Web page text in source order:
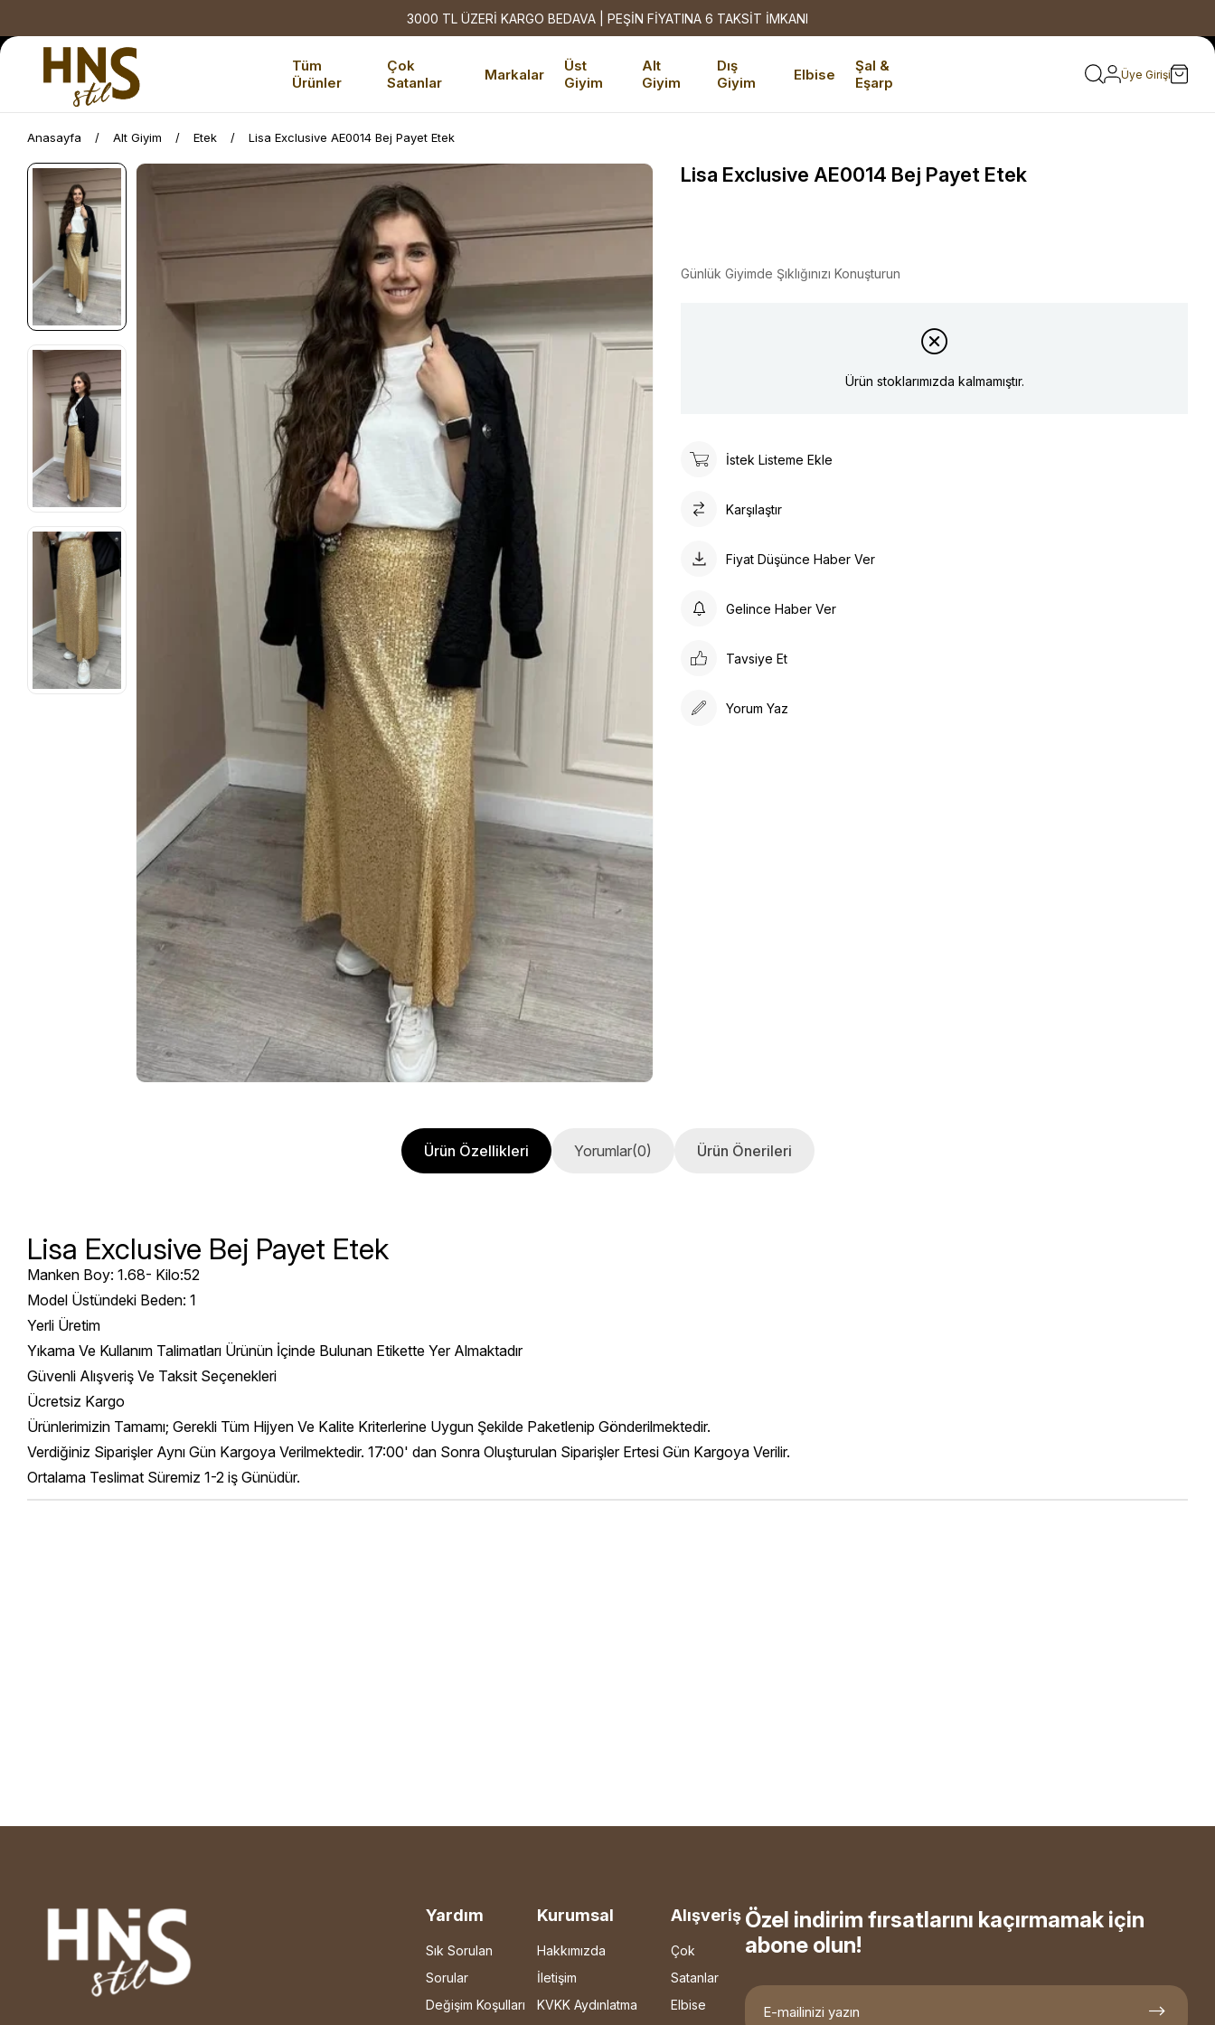
3000 TL ÜZERİ KARGO BEDAVA | PEŞİN FİYATINA 6 TAKSİT İMKANI
Tüm
Ürünler
Çok
Satanlar
Markalar
Üst
Giyim
Alt
Giyim
Dış
Giyim
Elbise
Şal &
Eşarp
Üye Girişi
Anasayfa Alt Giyim Etek Lisa Exclusive AE0014 Bej Payet Etek
Lisa Exclusive AE0014 Bej Payet Etek
Günlük Giyimde Şıklığınızı Konuşturun
Ürün stoklarımızda kalmamıştır.
İstek Listeme Ekle
Karşılaştır
Fiyat Düşünce Haber Ver
Gelince Haber Ver
Tavsiye Et
Yorum Yaz
Ürün Özellikleri Yorumlar(0) Ürün Önerileri
Lisa Exclusive Bej Payet Etek
Manken Boy: 1.68- Kilo:52
Model Üstündeki Beden: 1
Yerli Üretim
Yıkama Ve Kullanım Talimatları Ürünün İçinde Bulunan Etikette Yer Almaktadır
Güvenli Alışveriş Ve Taksit Seçenekleri
Ücretsiz Kargo
Ürünlerimizin Tamamı; Gerekli Tüm Hijyen Ve Kalite Kriterlerine Uygun Şekilde Paketlenip Gönderilmektedir.
Verdiğiniz Siparişler Aynı Gün Kargoya Verilmektedir. 17:00' dan Sonra Oluşturulan Siparişler Ertesi Gün Kargoya Verilir.
Ortalama Teslimat Süremiz 1-2 iş Günüdür.
Yardım
Sık Sorulan
Sorular
Değişim Koşulları
Kurumsal
Hakkımızda
İletişim
KVKK Aydınlatma
Alışveriş
Çok
Satanlar
Elbise
Özel indirim fırsatlarını kaçırmamak için
abone olun!